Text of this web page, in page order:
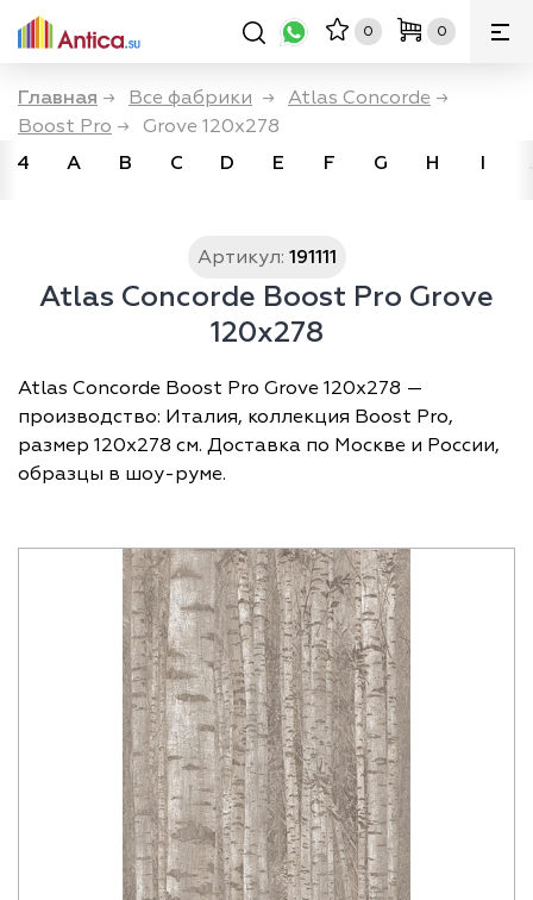
0 0
Главная → Все фабрики → Atlas Concorde →
Boost Pro →
Grove 120x278
4
A B C D E F G H I
Артикул: 191111
Atlas Concorde Boost Pro Grove
120x278
Atlas Concorde Boost Pro Grove 120x278 —
производство: Италия, коллекция Boost Pro,
размер 120х278 см. Доставка по Москве и России,
образцы в шоу-руме.